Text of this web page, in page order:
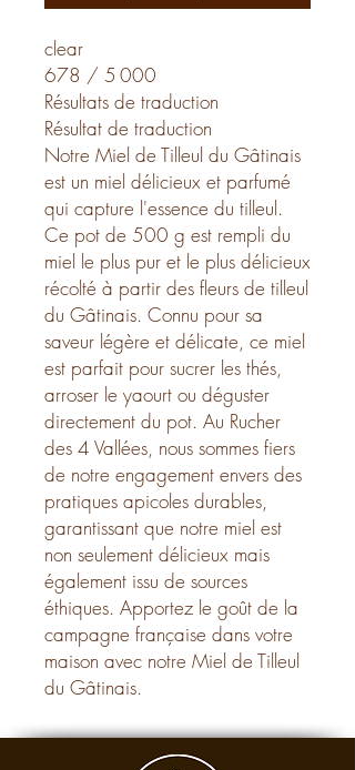
clear
678 / 5 000
Résultats de traduction
Résultat de traduction
Notre Miel de Tilleul du Gâtinais
est un miel délicieux et parfumé
qui capture l'essence du tilleul.
Ce pot de 500 g est rempli du
miel le plus pur et le plus délicieux
récolté à partir des fleurs de tilleul
du Gâtinais. Connu pour sa
saveur légère et délicate, ce miel
est parfait pour sucrer les thés,
arroser le yaourt ou déguster
directement du pot. Au Rucher
des 4 Vallées, nous sommes fiers
de notre engagement envers des
pratiques apicoles durables,
garantissant que notre miel est
non seulement délicieux mais
également issu de sources
éthiques. Apportez le goût de la
campagne française dans votre
maison avec notre Miel de Tilleul
du Gâtinais.